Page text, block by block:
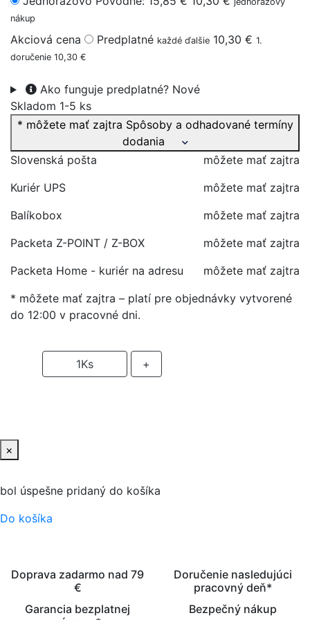
nákup
Akciová cena Predplatné každé ďalšie 10,30 € 1.
doručenie 10,30 €
Ako funguje predplatné? Nové
Skladom 1-5 ks
* môžete mať zajtra Spôsoby a odhadované termíny
dodania
Slovenská pošta
môžete mať zajtra
Kuriér UPS
môžete mať zajtra
Balíkobox
môžete mať zajtra
Packeta Z-POINT / Z-BOX
môžete mať zajtra
Packeta Home - kuriér na adresu
môžete mať zajtra
* môžete mať zajtra – platí pre objednávky vytvorené
do 12:00 v pracovné dni.
1Ks +
×
bol úspešne pridaný do košíka
Do košíka
Doprava zadarmo nad 79
€
Doručenie nasledujúci
pracovný deň*
Garancia bezplatnej
Bezpečný nákup